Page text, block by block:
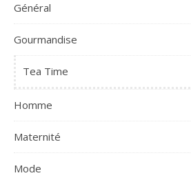
Général
Gourmandise
Tea Time
Homme
Maternité
Mode